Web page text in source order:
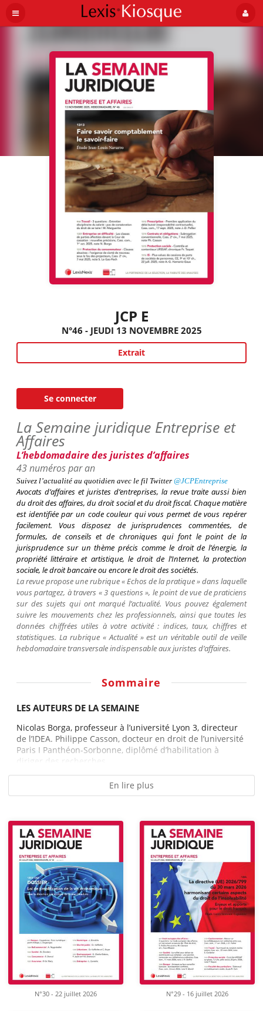
JCP E
N°46 - JEUDI 13 NOVEMBRE 2025
Extrait
Se connecter
La Semaine juridique Entreprise et
Affaires
L’hebdomadaire des juristes d’affaires
43 numéros par an
Suivez l’actualité au quotidien avec le fil Twitter @JCPEntreprise
Avocats d’affaires et juristes d’entreprises, la revue traite aussi bien
du droit des affaires, du droit social et du droit fiscal. Chaque matière
est identifiée par un code couleur qui vous permet de vous repérer
facilement. Vous disposez de jurisprudences commentées, de
formules, de conseils et de chroniques qui font le point de la
jurisprudence sur un thème précis comme le droit de l’énergie, la
propriété littéraire et artistique, le droit de l’Internet, la protection
sociale, le droit bancaire ou encore le droit des sociétés.
La revue propose une rubrique « Echos de la pratique » dans laquelle
vous partagez, à travers « 3 questions », le point de vue de praticiens
sur des sujets qui ont marqué l’actualité. Vous pouvez également
suivre les mouvements chez les professionnels, ainsi que toutes les
données chiffrées utiles à votre activité : indices, taux, chiffres et
statistiques. La rubrique « Actualité » est un véritable outil de veille
hebdomadaire transversale indispensable aux juristes d’affaires.
Sommaire
LES AUTEURS DE LA SEMAINE
Nicolas Borga, professeur à l’université Lyon 3, directeur
de l’IDEA. Philippe Casson, docteur en droit de l’université
Paris I Panthéon-Sorbonne, diplômé d’habilitation à
diriger des recherches,...
En lire plus
N°30 - 22 juillet 2026 N°29 - 16 juillet 2026